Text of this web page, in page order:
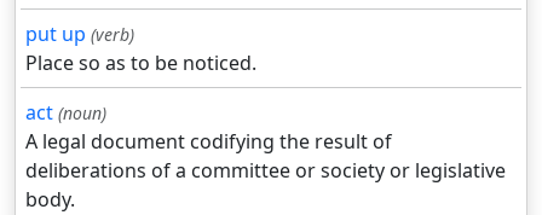
put up (verb)
Place so as to be noticed.
act (noun)
A legal document codifying the result of
deliberations of a committee or society or legislative
body.